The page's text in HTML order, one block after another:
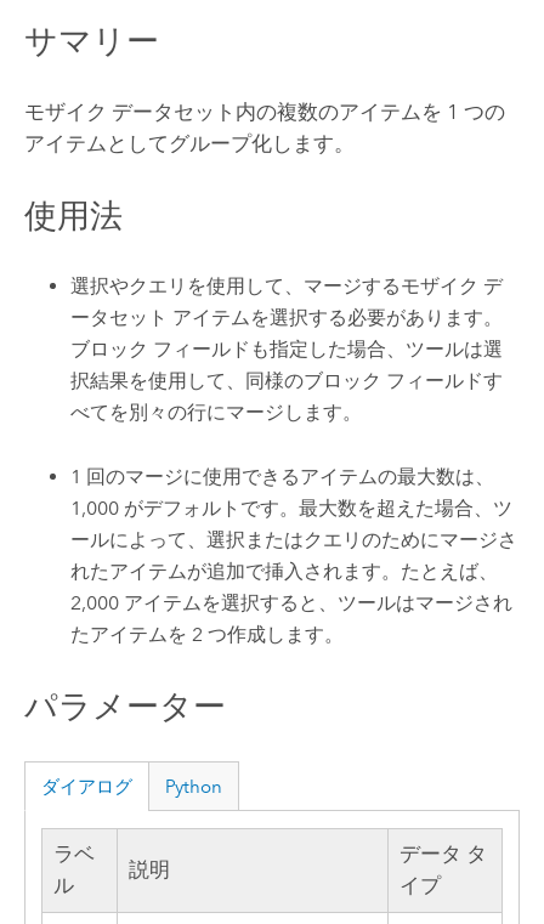
サマリー
モザイク データセット内の複数のアイテムを 1 つの
アイテムとしてグループ化します。
使用法
選択やクエリを使用して、マージするモザイク デ
ータセット アイテムを選択する必要があります。
ブロック フィールドも指定した場合、ツールは選
択結果を使用して、同様のブロック フィールドす
べてを別々の行にマージします。
1 回のマージに使用できるアイテムの最大数は、
1,000 がデフォルトです。最大数を超えた場合、ツ
ールによって、選択またはクエリのためにマージさ
れたアイテムが追加で挿入されます。たとえば、
2,000 アイテムを選択すると、ツールはマージされ
たアイテムを 2 つ作成します。
パラメーター
ダイアログ Python
ラベ
ル
説明
データ タ
イプ